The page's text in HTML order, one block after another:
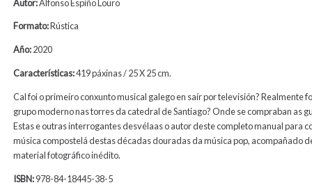
Autor:Alfonso Espiño Louro
Formato:Rústica
Año:2020
Características:419 páxinas / 25 X 25 cm.
Cal foi o primeiro conxunto musical galego en saír por televisión? Realmente
grupo moderno nas torres da catedral de Santiago? Onde se compraban as
Estas e outras interrogantes desvélaas o autor deste completo manual para
música compostelá destas décadas douradas da música pop, acompañado
material fotográfico inédito.
ISBN:978-84-18445-38-5